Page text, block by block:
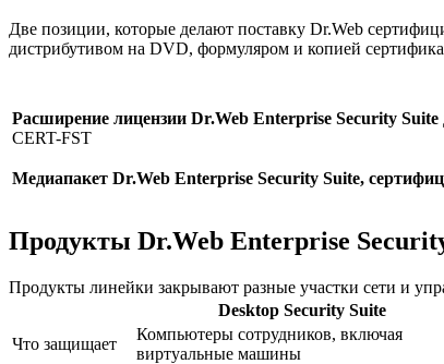
Две позиции, которые делают поставку Dr.Web
дистрибутивом на DVD, формуляром и копией
Расширение лицензии Dr.Web Enterprise Security
CERT-FST
Медиапакет Dr.Web Enterprise Security Suite,
Продукты Dr.Web Enterprise
Продукты линейки закрывают разные участки сети и
Desktop Security Suite
Что защищает
Компьютеры сотрудников, включая
виртуальные машины